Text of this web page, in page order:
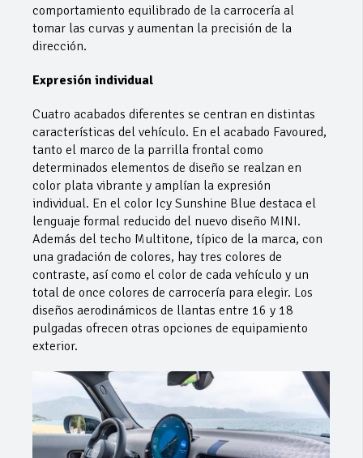
comportamiento equilibrado de la carrocería al
tomar las curvas y aumentan la precisión de la
dirección.
Expresión individual
Cuatro acabados diferentes se centran en distintas
características del vehículo. En el acabado Favoured,
tanto el marco de la parrilla frontal como
determinados elementos de diseño se realzan en
color plata vibrante y amplían la expresión
individual. En el color Icy Sunshine Blue destaca el
lenguaje formal reducido del nuevo diseño MINI.
Además del techo Multitone, típico de la marca, con
una gradación de colores, hay tres colores de
contraste, así como el color de cada vehículo y un
total de once colores de carrocería para elegir. Los
diseños aerodinámicos de llantas entre 16 y 18
pulgadas ofrecen otras opciones de equipamiento
exterior.